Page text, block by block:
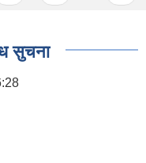
सुचना